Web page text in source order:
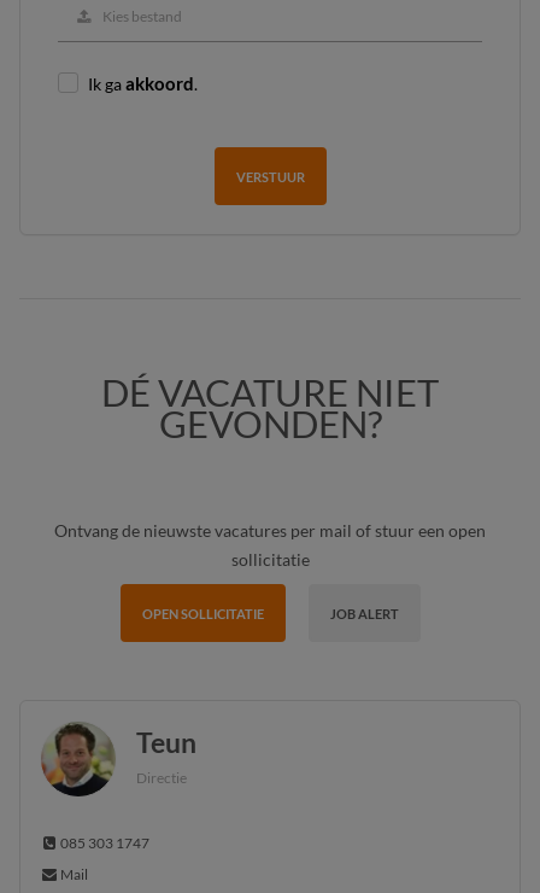
Kies bestand
Ik gaakkoord.
VERSTUUR
DÉ VACATURE NIET
GEVONDEN?
Ontvang de nieuwste vacatures per mail of stuur een open
sollicitatie
OPEN SOLLICITATIE JOB ALERT
Teun
Directie
085 303 1747
Mail